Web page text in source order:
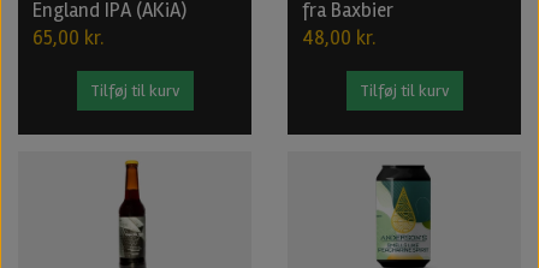
England IPA (AKiA)
65,00 kr.
Tilføj til kurv
fra Baxbier
48,00 kr.
Tilføj til kurv